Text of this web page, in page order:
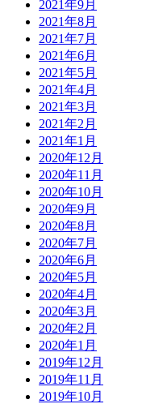
2021年9月
2021年8月
2021年7月
2021年6月
2021年5月
2021年4月
2021年3月
2021年2月
2021年1月
2020年12月
2020年11月
2020年10月
2020年9月
2020年8月
2020年7月
2020年6月
2020年5月
2020年4月
2020年3月
2020年2月
2020年1月
2019年12月
2019年11月
2019年10月